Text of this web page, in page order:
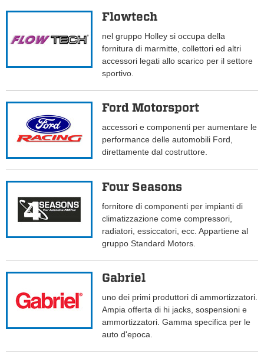
Flowtech
nel gruppo Holley si occupa della
fornitura di marmitte, collettori ed altri
accessori legati allo scarico per il settore
sportivo.
Ford Motorsport
accessori e componenti per aumentare le
performance delle automobili Ford,
direttamente dal costruttore.
Four Seasons
fornitore di componenti per impianti di
climatizzazione come compressori,
radiatori, essiccatori, ecc. Appartiene al
gruppo Standard Motors.
Gabriel
uno dei primi produttori di ammortizzatori.
Ampia offerta di hi jacks, sospensioni e
ammortizzatori. Gamma specifica per le
auto d'epoca.